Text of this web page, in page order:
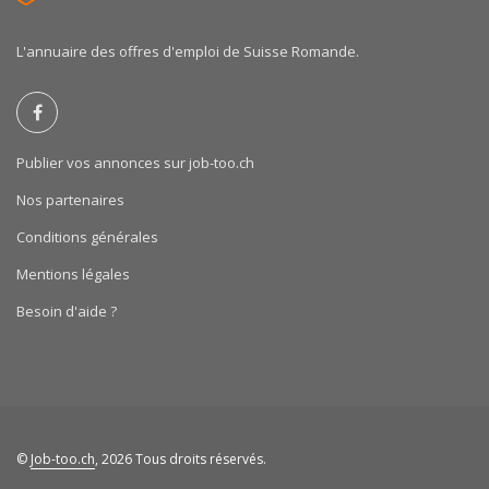
L'annuaire des offres d'emploi de Suisse Romande.
Publier vos annonces sur job-too.ch
Nos partenaires
Conditions générales
Mentions légales
Besoin d'aide ?
© Job-too.ch, 2026 Tous droits réservés.